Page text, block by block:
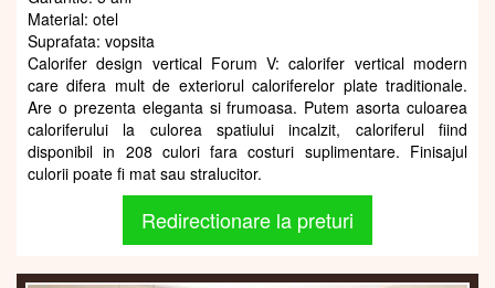
Material: otel
Suprafata: vopsita
Calorifer design vertical Forum V: calorifer vertical modern
care difera mult de exteriorul caloriferelor plate traditionale.
Are o prezenta eleganta si frumoasa. Putem asorta culoarea
caloriferului la culorea spatiului incalzit, caloriferul fiind
disponibil in 208 culori fara costuri suplimentare. Finisajul
culorii poate fi mat sau stralucitor.
Redirectionare la preturi